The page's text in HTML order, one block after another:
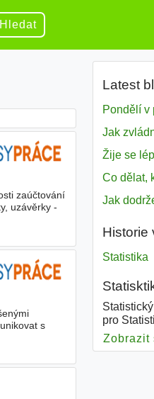
Hledat
zaúčtování
uzávěrky -
s
Latest
Jak
Co dělat,
Historie
Statistika
pro
Zobrazit